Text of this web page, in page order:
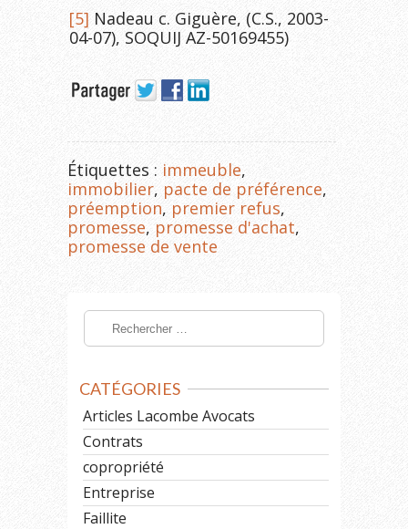
[5] Nadeau c. Giguère, (C.S., 2003-
04-07), SOQUIJ AZ-50169455)
Étiquettes : immeuble,
immobilier, pacte de préférence,
préemption, premier refus,
promesse, promesse d'achat,
promesse de vente
CATÉGORIES
Articles Lacombe Avocats
Contrats
copropriété
Entreprise
Faillite